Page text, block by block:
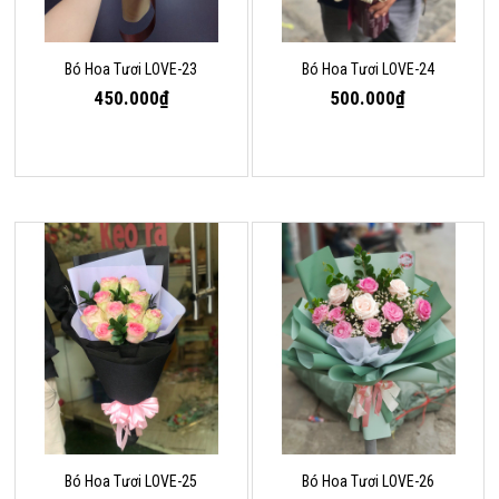
Bó Hoa Tươi LOVE-23
450.000₫
Bó Hoa Tươi LOVE-24
500.000₫
Bó Hoa Tươi LOVE-25 Bó Hoa Tươi LOVE-26